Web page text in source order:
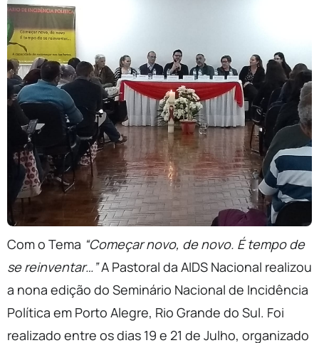
Com o Tema “Começar novo, de novo. É tempo de
se reinventar…”A Pastoral da AIDS Nacional realizou
a nona edição do Seminário Nacional de Incidência
Política em Porto Alegre, Rio Grande do Sul. Foi
realizado entre os dias 19 e 21 de Julho, organizado